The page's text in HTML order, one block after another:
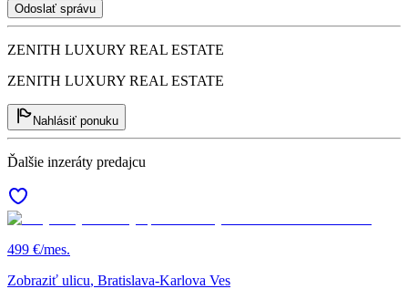
Odoslať správu
ZENITH LUXURY REAL ESTATE
ZENITH LUXURY REAL ESTATE
Nahlásiť ponuku
Ďalšie inzeráty predajcu
499 €/mes.
Zobraziť ulicu, Bratislava-Karlova Ves